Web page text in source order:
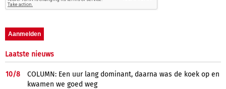
Laatste nieuws
10/8
COLUMN: Een uur lang dominant, daarna was de koek op en
kwamen we goed weg